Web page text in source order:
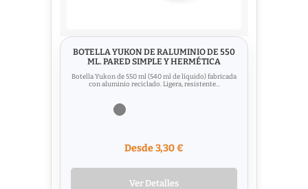
BOTELLA YUKON DE RALUMINIO DE 550
ML. PARED SIMPLE Y HERMÉTICA
Botella Yukon de 550 ml (540 ml de líquido) fabricada
con aluminio reciclado. Ligera, resistente...
Desde 3,30 €
Ver Detalles